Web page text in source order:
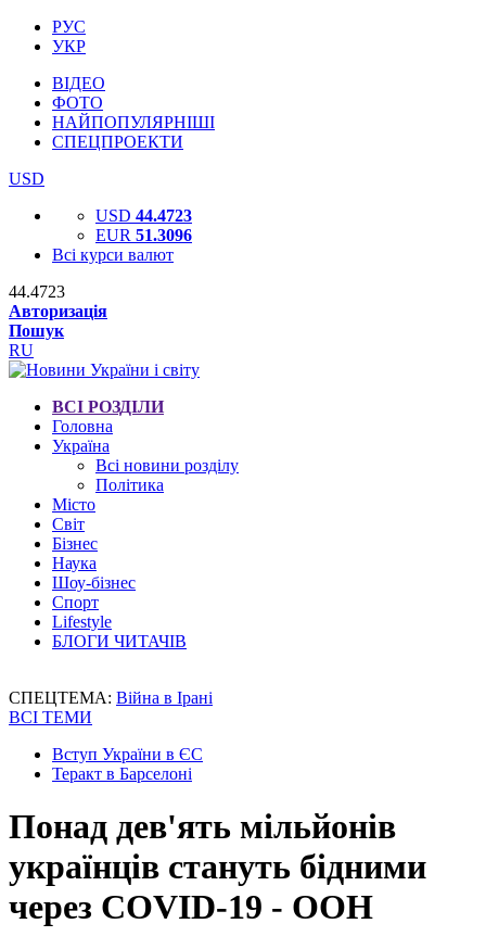
РУС
УКР
ВІДЕО
ФОТО
НАЙПОПУЛЯРНІШІ
СПЕЦПРОЕКТИ
USD
USD 44.4723
EUR 51.3096
Всі курси валют
44.4723
Авторизація
Пошук
RU
ВСІ РОЗДІЛИ
Головна
Україна
Всі новини розділу
Політика
Місто
Світ
Бізнес
Наука
Шоу-бізнес
Спорт
Lifestyle
БЛОГИ ЧИТАЧІВ
СПЕЦТЕМА: Війна в Ірані
ВСІ ТЕМИ
Вступ України в ЄС
Теракт в Барселоні
Понад дев'ять мільйонів
українців стануть бідними
через COVID-19 - ООН